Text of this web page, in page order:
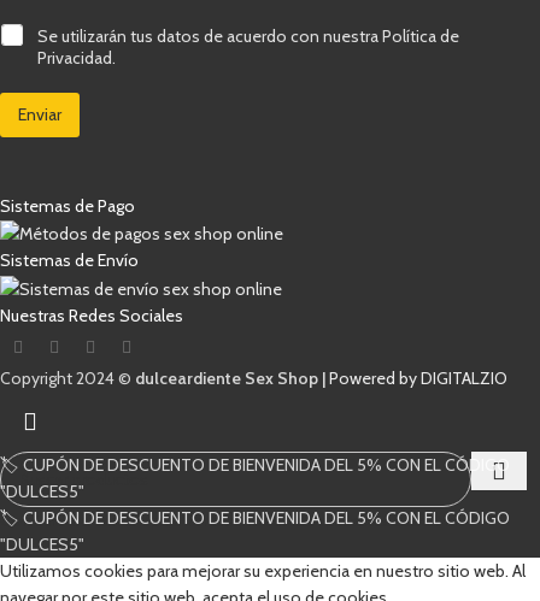
r
ó
i
o
r
r
e
o
C
a
s
l
e
o
l
c
n
i
c
o
*
C
i
l
d
e
v
e
r
i
f
a
n
*
Se utilizarán tus datos de acuerdo con nuestra Política de
Privacidad.
Enviar
Sistemas de Pago
Sistemas de Envío
Nuestras Redes Sociales
Copyright 2024 © dulceardiente Sex Shop |Powered by DIGITALZIO
Comienza a escribir para ver los productos que estás buscando.
🏷️ CUPÓN DE DESCUENTO DE BIENVENIDA DEL 5% CON EL CÓDIGO
"DULCES5"
🏷️ CUPÓN DE DESCUENTO DE BIENVENIDA DEL 5% CON EL CÓDIGO
"DULCES5"
Utilizamos cookies para mejorar su experiencia en nuestro sitio web. Al